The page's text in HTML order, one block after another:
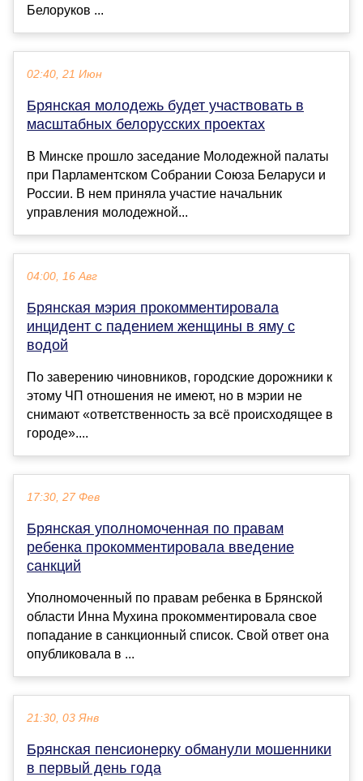
Белоруков ...
02:40, 21 Июн
Брянская молодежь будет участвовать в
масштабных белорусских проектах
В Минске прошло заседание Молодежной палаты
при Парламентском Собрании Союза Беларуси и
России. В нем приняла участие начальник
управления молодежной...
04:00, 16 Авг
Брянская мэрия прокомментировала
инцидент с падением женщины в яму с
водой
По заверению чиновников, городские дорожники к
этому ЧП отношения не имеют, но в мэрии не
снимают «ответственность за всё происходящее в
городе»....
17:30, 27 Фев
Брянская уполномоченная по правам
ребенка прокомментировала введение
санкций
Уполномоченный по правам ребенка в Брянской
области Инна Мухина прокомментировала свое
попадание в санкционный список. Свой ответ она
опубликовала в ...
21:30, 03 Янв
Брянская пенсионерку обманули мошенники
в первый день года